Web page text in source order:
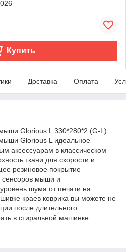
Купить
Доставка Оплата
Glorious L 330*280*2 (G-L)
Glorious L идеальное
аксессуарам в классическом
ткани для скорости и
резиновое покрытие
мыши и
шума от печати на
краев коврика вы можете не
после длительного
в стиральной машинке.